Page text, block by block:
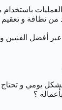
العمليات
من نظافة و
أفضل الفنيين و
يومي و
؟